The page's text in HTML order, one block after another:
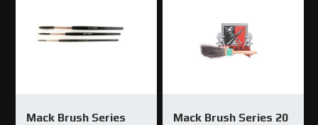
Mack Brush Series
Mack Brush Series 20